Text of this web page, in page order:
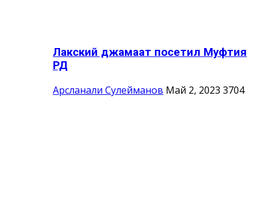
Лакский джамаат посетил Муфтия
РД
Арсланали Сулейманов Май 2, 2023 3704